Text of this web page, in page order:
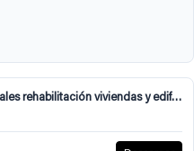
Guía sobre desgravaciones fiscales rehabilitación viviendas y edificios residenciales mediante fondos Next Generation.pdf